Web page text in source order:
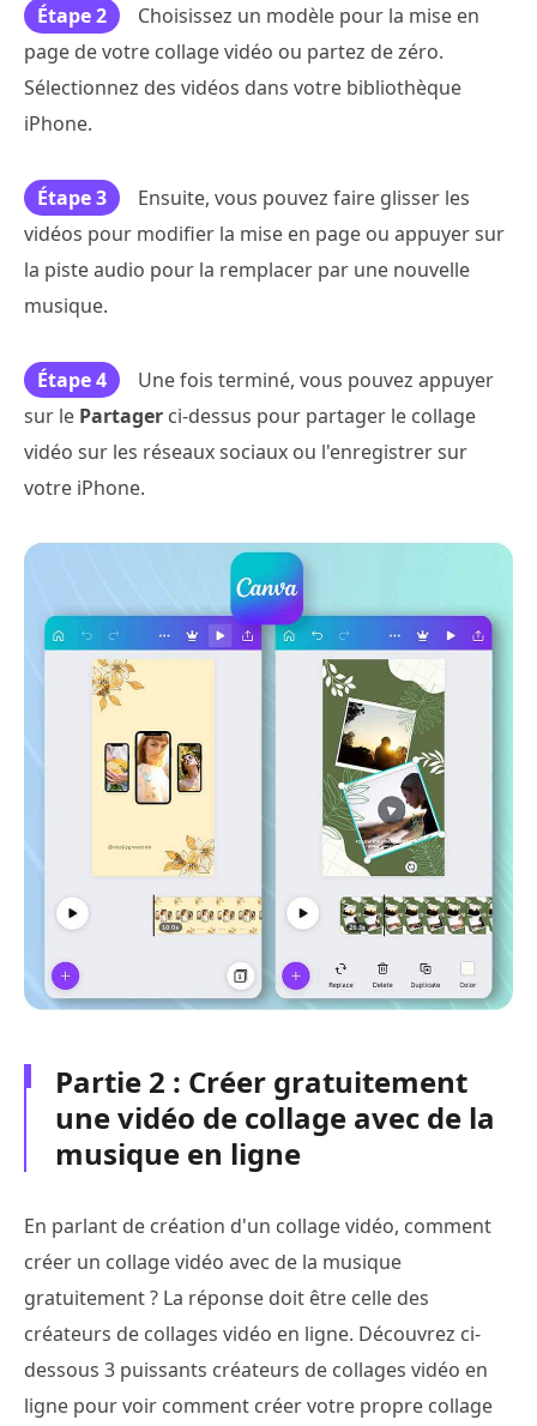
Étape 2
Choisissez un modèle pour la mise en
page de votre collage vidéo ou partez de zéro.
Sélectionnez des vidéos dans votre bibliothèque
iPhone.
Étape 3
Ensuite, vous pouvez faire glisser les
vidéos pour modifier la mise en page ou appuyer sur
la piste audio pour la remplacer par une nouvelle
musique.
Étape 4
Une fois terminé, vous pouvez appuyer
sur le Partager ci-dessus pour partager le collage
vidéo sur les réseaux sociaux ou l'enregistrer sur
votre iPhone.
Partie 2 : Créer gratuitement
une vidéo de collage avec de la
musique en ligne
En parlant de création d'un collage vidéo, comment
créer un collage vidéo avec de la musique
gratuitement ? La réponse doit être celle des
créateurs de collages vidéo en ligne. Découvrez ci-
dessous 3 puissants créateurs de collages vidéo en
ligne pour voir comment créer votre propre collage